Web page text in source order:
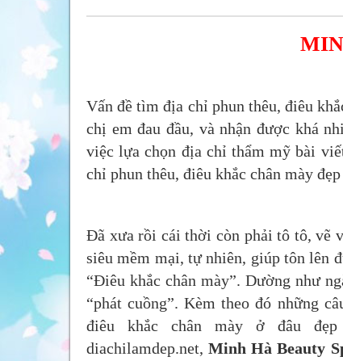
Vấn đề tìm địa chỉ phun thêu, điêu
chị em đau đầu, và nhận được khá
việc lựa chọn địa chỉ thẩm mỹ bài
chỉ phun thêu, điêu khắc chân mày
Đã xưa rồi cái thời còn phải tô tô, vẽ
siêu mềm mại, tự nhiên, giúp tôn lên
“Điêu khắc chân mày”. Dường như
“phát cuồng”. Kèm theo đó những
điêu khắc chân mày ở đâu
diachilamdep.net,Minh Hà Beauty